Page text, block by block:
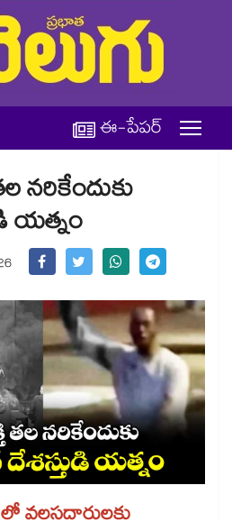
ఈ-పేపర్
నరికేందుకు
యత్నం